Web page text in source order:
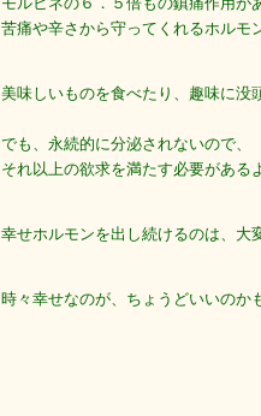
苦痛や辛さから守ってくれるホルモ
美味しいものを食べたり、趣味に没
でも、永続的に分泌されないので、
それ以上の欲求を満たす必要がある
幸せホルモンを出し続けるのは、大
時々幸せなのが、ちょうどいいのか